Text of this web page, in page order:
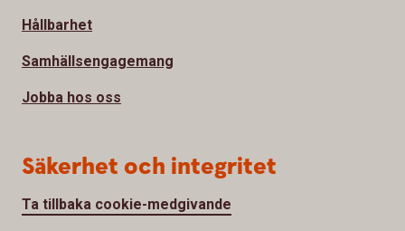
Hållbarhet
Samhällsengagemang
Jobba hos oss
Säkerhet och integritet
Ta tillbaka cookie-medgivande